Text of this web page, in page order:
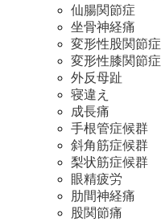
仙腸関節症
坐骨神経痛
変形性股関節症
変形性膝関節症
外反母趾
寝違え
成長痛
手根管症候群
斜角筋症候群
梨状筋症候群
眼精疲労
肋間神経痛
股関節痛